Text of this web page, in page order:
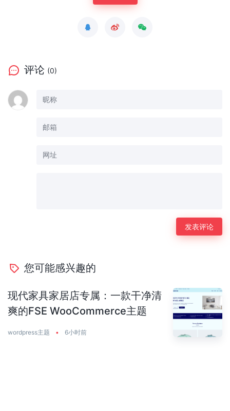
评论 (0)
您可能感兴趣的
现代家具家居店专属：一款干净清
爽的FSE WooCommerce主题
wordpress主题 • 6小时前